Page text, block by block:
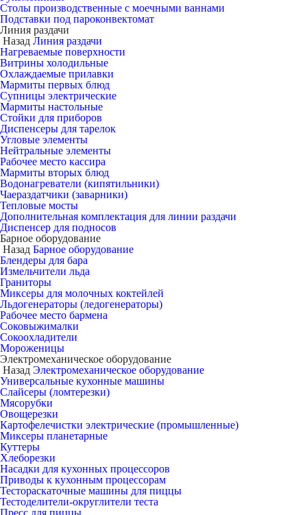
Столы производственные с моечными ваннами
Подставки под пароконвектомат
Линия раздачи
Назад Линия раздачи
Нагреваемые поверхности
Витрины холодильные
Охлаждаемые прилавки
Мармиты первых блюд
Супницы электрические
Мармиты настольные
Стойки для приборов
Диспенсеры для тарелок
Угловые элементы
Нейтральные элементы
Рабочее место кассира
Мармиты вторых блюд
Водонагреватели (кипятильники)
Чаераздатчики (заварники)
Тепловые мосты
Дополнительная комплектация для линии раздачи
Диспенсер для подносов
Барное оборудование
Назад Барное оборудование
Блендеры для бара
Измельчители льда
Граниторы
Миксеры для молочных коктейлей
Льдогенераторы (ледогенераторы)
Рабочее место бармена
Соковыжималки
Сокоохладители
Мороженицы
Электромеханическое оборудование
Назад Электромеханическое оборудование
Универсальные кухонные машины
Слайсеры (ломтерезки)
Мясорубки
Овощерезки
Картофелечистки электрические (промышленные)
Миксеры планетарные
Куттеры
Хлеборезки
Насадки для кухонных процессоров
Приводы к кухонным процессорам
Тестораскаточные машины для пиццы
Тестоделители-округлители теста
Пресс для пиццы